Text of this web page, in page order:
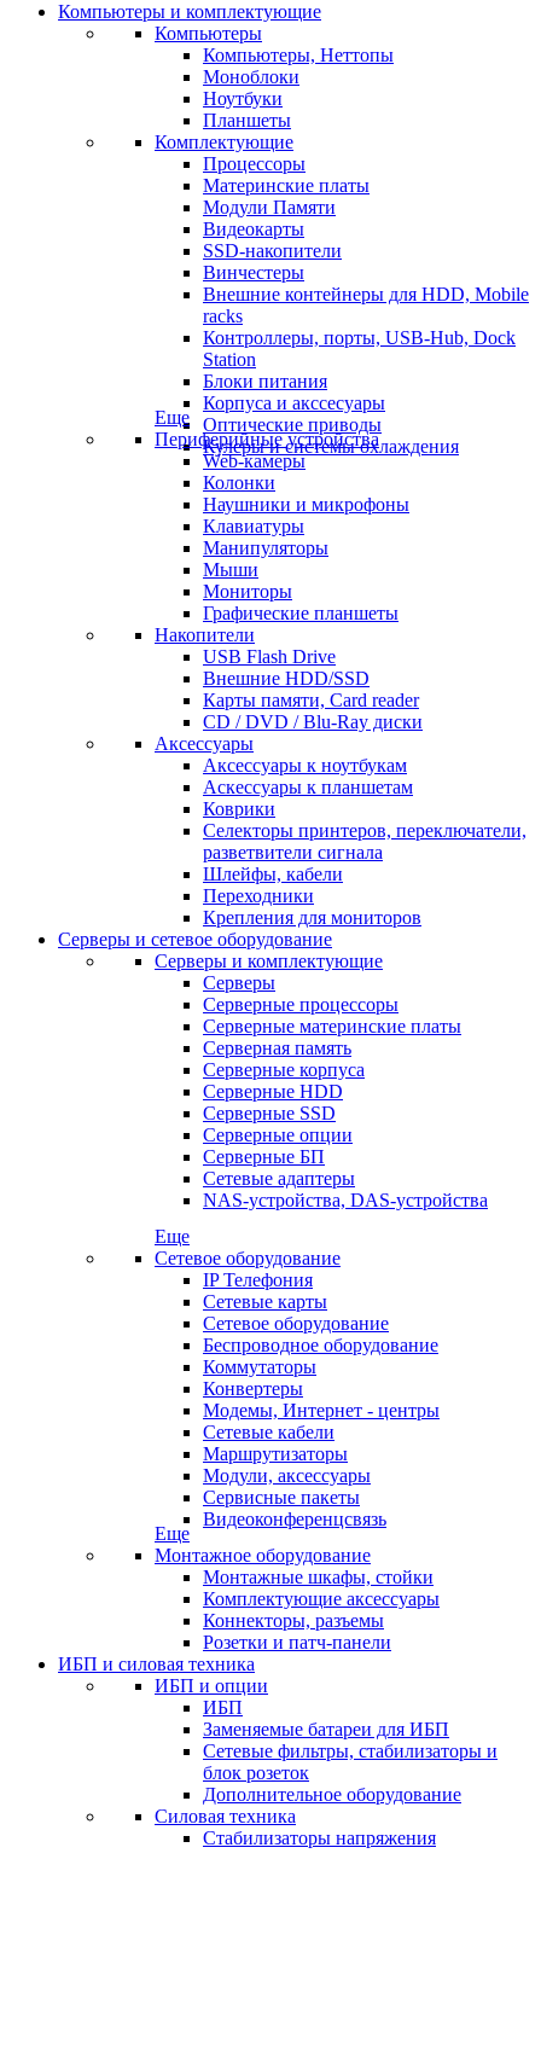
Компьютеры и комплектующие
Компьютеры
Компьютеры, Неттопы
Моноблоки
Ноутбуки
Планшеты
Комплектующие
Процессоры
Материнские платы
Модули Памяти
Видеокарты
SSD-накопители
Винчестеры
Внешние контейнеры для HDD, Mobile
racks
Контроллеры, порты, USB-Hub, Dock
Station
Блоки питания
Корпуса и акссесуары
Оптические приводы
Кулеры и системы охлаждения
Еще
Периферийные устройства
Web-камеры
Колонки
Наушники и микрофоны
Клавиатуры
Манипуляторы
Мыши
Мониторы
Графические планшеты
Накопители
USB Flash Drive
Внешние HDD/SSD
Карты памяти, Card reader
CD / DVD / Blu-Ray диски
Аксессуары
Аксессуары к ноутбукам
Аскессуары к планшетам
Коврики
Селекторы принтеров, переключатели,
разветвители сигнала
Шлейфы, кабели
Переходники
Крепления для мониторов
Серверы и сетевое оборудование
Серверы и комплектующие
Серверы
Серверные процессоры
Серверные материнские платы
Серверная память
Серверные корпуса
Серверные HDD
Серверные SSD
Серверные опции
Серверные БП
Сетевые адаптеры
NAS-устройства, DAS-устройства
Еще
Сетевое оборудование
IP Телефония
Сетевые карты
Сетевое оборудование
Беспроводное оборудование
Коммутаторы
Конвертеры
Модемы, Интернет - центры
Сетевые кабели
Маршрутизаторы
Модули, аксессуары
Сервисные пакеты
Видеоконференцсвязь
Еще
Монтажное оборудование
Монтажные шкафы, стойки
Комплектующие аксессуары
Коннекторы, разъемы
Розетки и патч-панели
ИБП и силовая техника
ИБП и опции
ИБП
Заменяемые батареи для ИБП
Сетевые фильтры, стабилизаторы и
блок розеток
Дополнительное оборудование
Силовая техника
Стабилизаторы напряжения